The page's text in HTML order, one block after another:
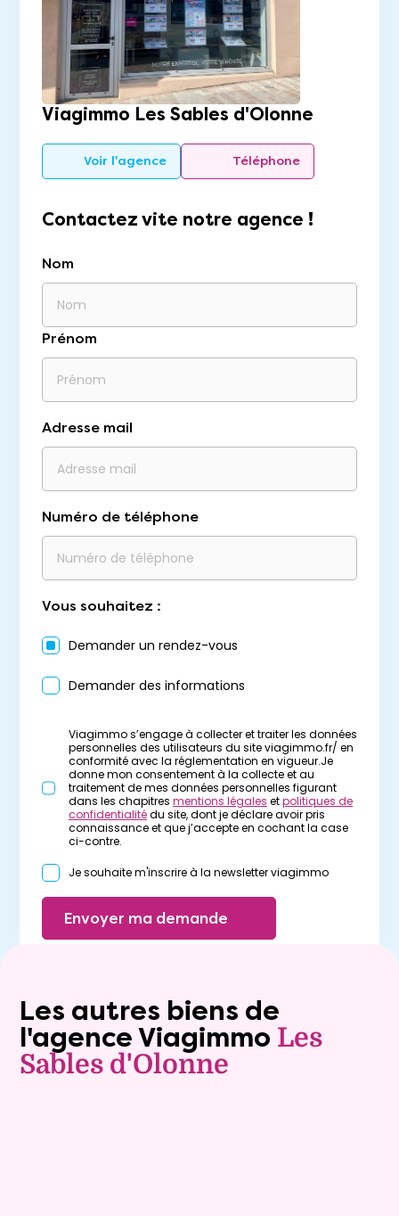
Viagimmo Les Sables d'Olonne
Voir l'agence Téléphone
Contactez vite notre agence !
Nom
Prénom
Adresse mail
Numéro de téléphone
Vous souhaitez :
Demander un rendez-vous
Demander des informations
Viagimmo s’engage à collecter et traiter les données
personnelles des utilisateurs du site viagimmo.fr/ en
conformité avec la réglementation en vigueur.Je
donne mon consentement à la collecte et au
traitement de mes données personnelles figurant
dans les chapitres mentions légales etpolitiques de
confidentialitédu site, dont je déclare avoir pris
connaissance et que j’accepte en cochant la case
ci-contre.
Je souhaite m'inscrire à la newsletter viagimmo
Envoyer ma demande
Les autres biens de
l'agence Viagimmo Les
Sables d'Olonne